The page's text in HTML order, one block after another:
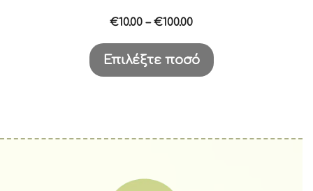
€10.00 – €100.00Price
€10.00
through
Επιλέξτε ποσό